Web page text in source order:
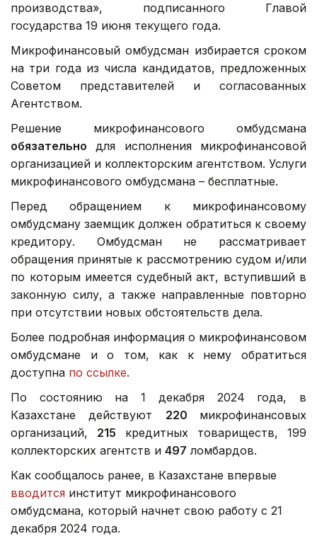
производства», подписанного Главой
государства 19 июня текущего года.
Микрофинансовый омбудсман избирается сроком
на три года из числа кандидатов, предложенных
Советом представителей и согласованных
Агентством.
Решение микрофинансового омбудсмана
обязательно для исполнения микрофинансовой
организацией и коллекторским агентством. Услуги
микрофинансового омбудсмана – бесплатные.
Перед обращением к микрофинансовому
омбудсману заемщик должен обратиться к своему
кредитору. Омбудсман не рассматривает
обращения принятые к рассмотрению судом и/или
по которым имеется судебный акт, вступивший в
законную силу, а также направленные повторно
при отсутствии новых обстоятельств дела.
Более подробная информация о микрофинансовом
омбудсмане и о том, как к нему обратиться
доступна по ссылке.
По состоянию на 1 декабря 2024 года, в
Казахстане действуют 220 микрофинансовых
организаций, 215 кредитных товариществ, 199
коллекторских агентств и 497 ломбардов.
Как сообщалось ранее, в Казахстане впервые
вводится институт микрофинансового
омбудсмана, который начнет свою работу с 21
декабря 2024 года.